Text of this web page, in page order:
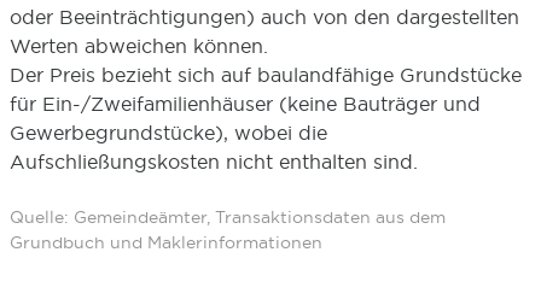
oder Beeinträchtigungen) auch von den dargestellten
Werten abweichen können.
Der Preis bezieht sich auf baulandfähige Grundstücke
für Ein-/Zweifamilienhäuser (keine Bauträger und
Gewerbegrundstücke), wobei die
Aufschließungskosten nicht enthalten sind.
Quelle: Gemeindeämter, Transaktionsdaten aus dem
Grundbuch und Maklerinformationen